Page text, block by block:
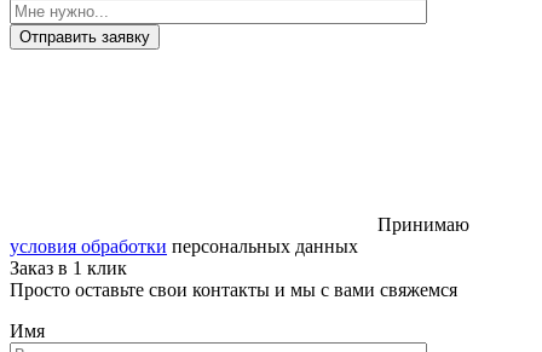
Отправить заявку
Принимаю
условия обработки персональных данных
Заказ в 1 клик
Просто оставьте свои контакты и мы с вами свяжемся
Имя